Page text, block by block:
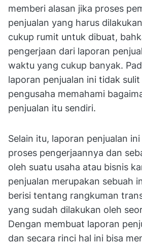
memberi alasan jika proses
penjualan yang harus
cukup rumit untuk dibuat,
pengerjaan dari laporan
waktu yang cukup banyak.
laporan penjualan ini tidak sulit
pengusaha memahami
penjualan itu sendiri.
Selain itu, laporan penjualan
proses pengerjaannya dan
oleh suatu usaha atau bisnis
penjualan merupakan sebuah
berisi tentang rangkuman
yang sudah dilakukan oleh
Dengan membuat laporan
dan secara rinci hal ini bisa